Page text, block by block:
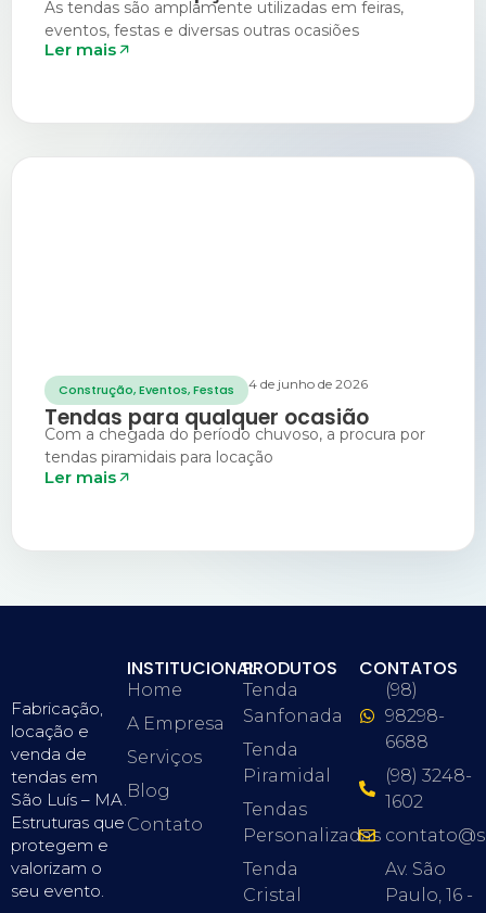
As tendas são amplamente utilizadas em feiras,
eventos, festas e diversas outras ocasiões
Ler mais
Construção,Eventos,Festas 4 de junho de 2026
Tendas para qualquer ocasião
Com a chegada do período chuvoso, a procura por
tendas piramidais para locação
Ler mais
Fabricação,
locação e
venda de
tendas em
São Luís – MA.
Estruturas que
protegem e
valorizam o
seu evento.
INSTITUCIONAL
Home
A Empresa
Serviços
Blog
Contato
PRODUTOS
Tenda
Sanfonada
Tenda
Piramidal
Tendas
Personalizadas
Tenda
Cristal
CONTATOS
(98)
98298-
6688
(98) 3248-
1602
Av. São
Paulo, 16 -